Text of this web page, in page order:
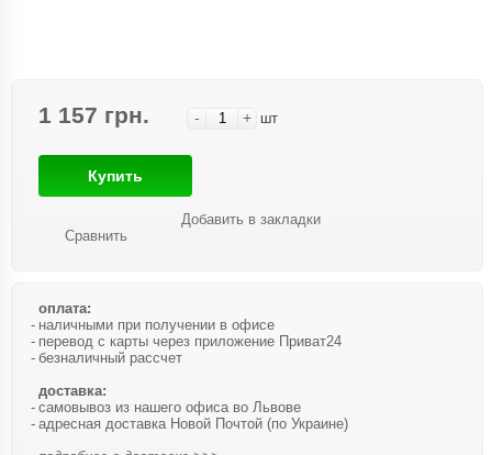
1 157 грн. - + шт
Купить
Сравнить
Добавить в закладки
оплата:
наличными при получении в офисе
перевод с карты через приложение Приват24
безналичный рассчет
доставка:
самовывоз из нашего офиса во Львове
адресная доставка Новой Почтой (по Украине)